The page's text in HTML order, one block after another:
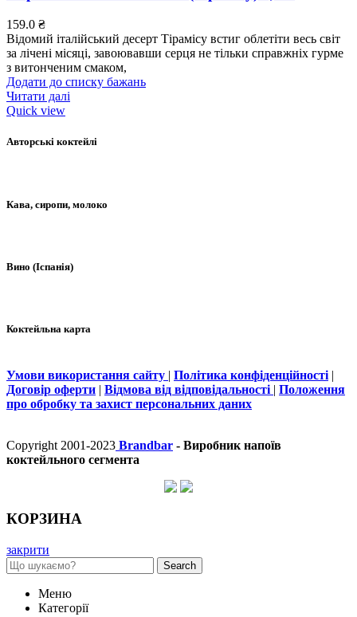
159.0 ₴
Відомий італійський десерт Тірамісу встиг облетіти весь світ
за лічені місяці, завоювавши серця не тільки справжніх гурме
з витонченим смаком,
Додати до списку бажань
Читати далі
Quick view
Авторські коктейлі
Кава, сиропи, молоко
Вино (Іспанія)
Коктейльна карта
Умови використання сайту | Політика конфіденційності |
Договір оферти | Відмова від відповідальності | Положення
про обробку та захист персональних даних
Copyright 2001-2023 Brandbar - Виробник напоїв
коктейльного сегмента
КОРЗИНА
закрити
Search
Меню
Категорії